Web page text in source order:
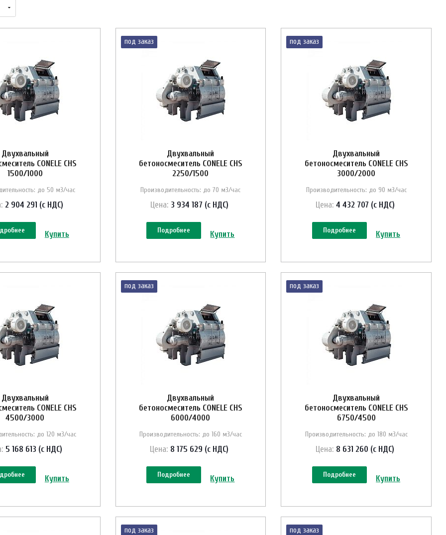
Двухвальный
CONELE CHS
1500/1000
до 50 м3/час
2 904 291 (с НДС)
Купить
под заказ
Двухвальный
бетоносмеситель CONELE CHS
2250/1500
Производительность: до 70 м3/час
Цена: 3 934 187 (с НДС)
Подробнее Купить
под заказ
Двухвальный
бетоносмеситель CONELE CHS
3000/2000
Производительность: до 90 м3/час
Цена: 4 432 707 (с НДС)
Подробнее Купить
Двухвальный
CONELE CHS
4500/3000
до 120 м3/час
5 168 613 (с НДС)
Купить
под заказ
Двухвальный
бетоносмеситель CONELE CHS
6000/4000
Производительность: до 160 м3/час
Цена: 8 175 629 (с НДС)
Подробнее Купить
под заказ
Двухвальный
бетоносмеситель CONELE CHS
6750/4500
Производительность: до 180 м3/час
Цена: 8 631 260 (с НДС)
Подробнее Купить
под заказ под заказ